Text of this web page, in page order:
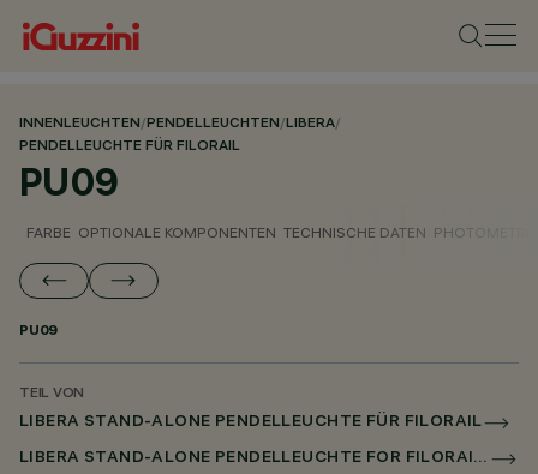
INNENLEUCHTEN/PENDELLEUCHTEN/LIBERA/
PENDELLEUCHTE FÜR FILORAIL
PU09
FARBE OPTIONALE KOMPONENTEN TECHNISCHE DATEN
PU09
TEIL VON
LIBERA STAND-ALONE PENDELLEUCHTE FÜR FILORAIL
LIBERA STAND-ALONE PENDELLEUCHTE FOR FILORAIL DALI BROADCAST